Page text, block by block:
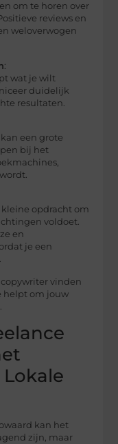
om te horen over
reviews en
weloverwogen
:
wat je wilt
duidelijk
resultaten.
een grote
bij het
opdracht om
voldoet.
en
je een
vinden
helpt om jouw
kan het
zijn, maar